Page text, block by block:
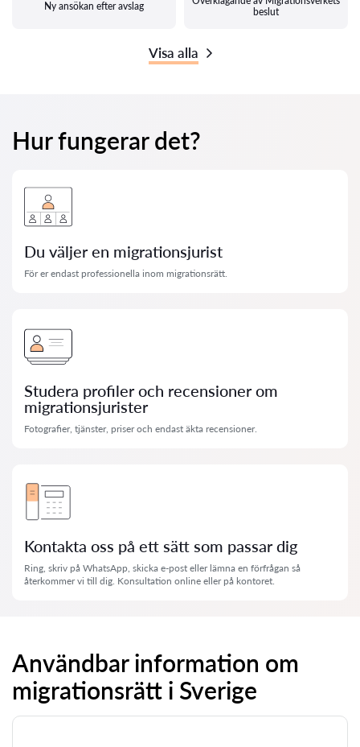
Ny ansökan efter avslag
beslut
Visa alla
Hur fungerar det?
Du väljer en migrationsjurist
För er endast professionella inom migrationsrätt.
Studera profiler och recensioner om
migrationsjurister
Fotografier, tjänster, priser och endast äkta recensioner.
Kontakta oss på ett sätt som passar dig
Ring, skriv på WhatsApp, skicka e-post eller lämna en förfrågan så
återkommer vi till dig. Konsultation online eller på kontoret.
Användbar information om
migrationsrätt i Sverige